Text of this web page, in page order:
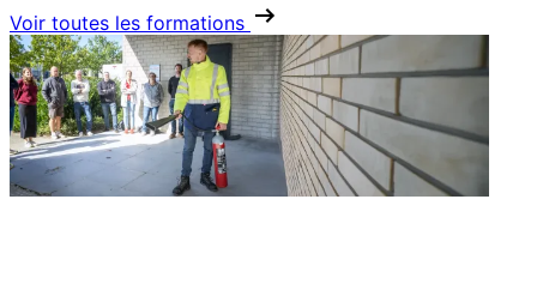
Voir toutes les formations